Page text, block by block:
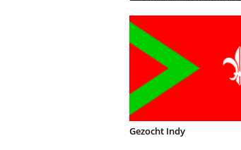
Gezocht Indy